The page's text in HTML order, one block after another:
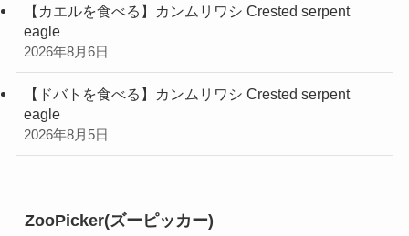
【カエルを食べる】カンムリワシ Crested serpent
eagle
2026年8月6日
【ドバトを食べる】カンムリワシ Crested serpent
eagle
2026年8月5日
ZooPicker(ズーピッカー)